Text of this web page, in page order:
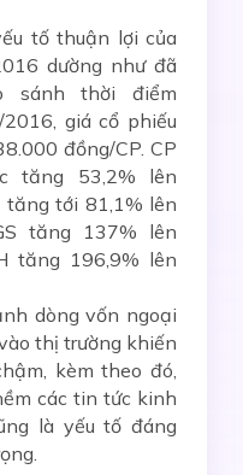
tố thuận lợi của
dường như đã
sánh thời điểm
giá cổ phiếu
đồng/CP. CP
tăng 53,2% lên
tăng tới 81,1% lên
tăng 137% lên
tăng 196,9% lên
dòng vốn ngoại
thị trường khiến
kèm theo đó,
các tin tức kinh
là yếu tố đáng